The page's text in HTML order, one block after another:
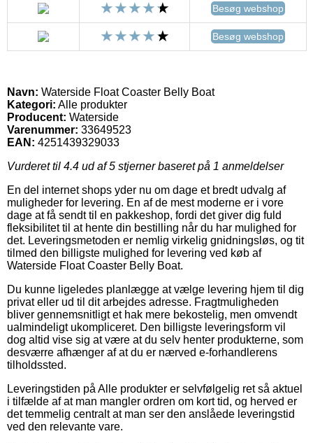
Besøg webshop
Besøg webshop
Navn: Waterside Float Coaster Belly Boat
Kategori: Alle produkter
Producent: Waterside
Varenummer: 33649523
EAN: 4251439329033
Vurderet til 4.4 ud af 5 stjerner baseret på 1 anmeldelser
En del internet shops yder nu om dage et bredt udvalg af
muligheder for levering. En af de mest moderne er i vore
dage at få sendt til en pakkeshop, fordi det giver dig fuld
fleksibilitet til at hente din bestilling når du har mulighed for
det. Leveringsmetoden er nemlig virkelig gnidningsløs, og tit
tilmed den billigste mulighed for levering ved køb af
Waterside Float Coaster Belly Boat.
Du kunne ligeledes planlægge at vælge levering hjem til dig
privat eller ud til dit arbejdes adresse. Fragtmuligheden
bliver gennemsnitligt et hak mere bekostelig, men omvendt
ualmindeligt ukompliceret. Den billigste leveringsform vil
dog altid vise sig at være at du selv henter produkterne, som
desværre afhænger af at du er nærved e-forhandlerens
tilholdssted.
Leveringstiden på Alle produkter er selvfølgelig ret så aktuel
i tilfælde af at man mangler ordren om kort tid, og herved er
det temmelig centralt at man ser den anslåede leveringstid
ved den relevante vare.